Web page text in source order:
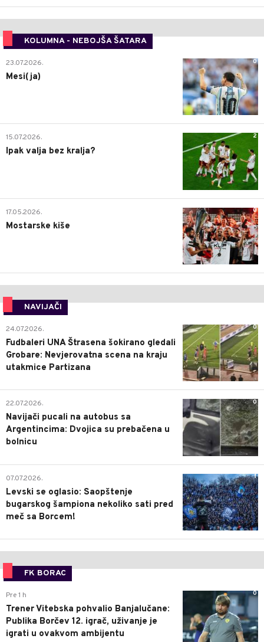
KOLUMNA - NEBOJŠA ŠATARA
0
23.07.2026.
Mesi(ja)
2
15.07.2026.
Ipak valja bez kralja?
0
17.05.2026.
Mostarske kiše
NAVIJAČI
0
24.07.2026.
Fudbaleri UNA Štrasena šokirano gledali
Grobare: Nevjerovatna scena na kraju
utakmice Partizana
0
22.07.2026.
Navijači pucali na autobus sa
Argentincima: Dvojica su prebačena u
bolnicu
1
07.07.2026.
Levski se oglasio: Saopštenje
bugarskog šampiona nekoliko sati pred
meč sa Borcem!
FK BORAC
0
Pre 1 h
Trener Vitebska pohvalio Banjalučane:
Publika Borčev 12. igrač, uživanje je
igrati u ovakvom ambijentu